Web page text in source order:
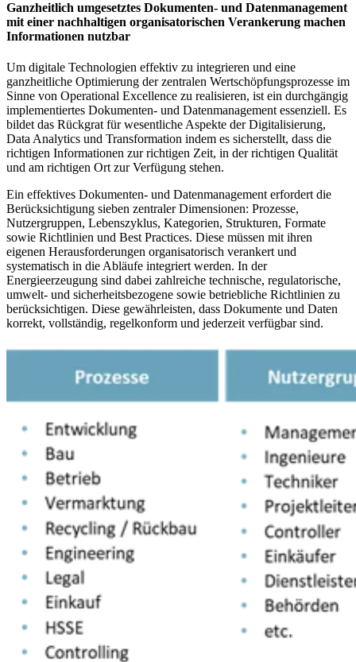
Ganzheitlich umgesetztes Dokumenten-​ und Datenmanagement
mit einer nachhaltigen organisatorischen Verankerung machen
Informationen nutzbar
Um digitale Technologien effektiv zu integrieren und eine
ganzheitliche Optimierung der zentralen Wertschöpfungsprozesse im
Sinne von Operational Excellence zu realisieren, ist ein durchgängig
implementiertes Dokumenten-​ und Datenmanagement essenziell. Es
bildet das Rückgrat für wesentliche Aspekte der Digitalisierung,
Data Analytics und Transformation indem es sicherstellt, dass die
richtigen Informationen zur richtigen Zeit, in der richtigen Qualität
und am richtigen Ort zur Verfügung stehen.
Ein effektives Dokumenten-​ und Datenmanagement erfordert die
Berücksichtigung sieben zentraler Dimensionen: Prozesse,
Nutzergruppen, Lebenszyklus, Kategorien, Strukturen, Formate
sowie Richtlinien und Best Practices. Diese müssen mit ihren
eigenen Herausforderungen organisatorisch verankert und
systematisch in die Abläufe integriert werden. In der
Energieerzeugung sind dabei zahlreiche technische, regulatorische,
umwelt- und sicherheitsbezogene sowie betriebliche Richtlinien zu
berücksichtigen. Diese gewährleisten, dass Dokumente und Daten
korrekt, vollständig, regelkonform und jederzeit verfügbar sind.